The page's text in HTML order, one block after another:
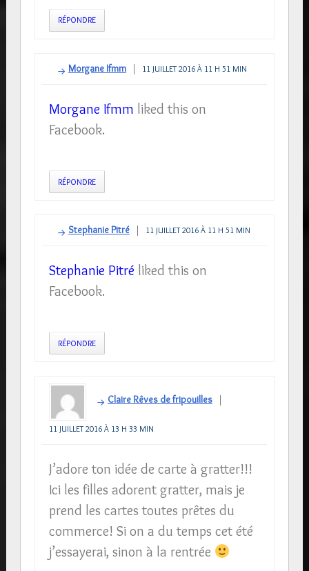
RÉPONDRE
Morgane Ifmm 11 JUILLET 2016 À 11 H 51 MIN
Morgane Ifmm liked this on
Facebook.
RÉPONDRE
Stephanie Pitré 11 JUILLET 2016 À 11 H 51 MIN
Stephanie Pitré liked this on
Facebook.
RÉPONDRE
Claire Rêves de fripouilles
11 JUILLET 2016 À 13 H 33 MIN
J’adore ton idée de carte à gratter!!!
Ici les filles adorent gratter, mais je
prend les cartes toutes prêtes du
commerce! Si on a du temps cet été
j’essayerai, sinon à la rentrée